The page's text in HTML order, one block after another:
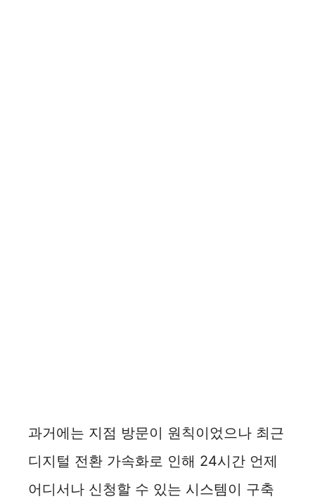
과거에는 지점 방문이 원칙이었으나 최근
디지털 전환 가속화로 인해 24시간 언제
어디서나 신청할 수 있는 시스템이 구축